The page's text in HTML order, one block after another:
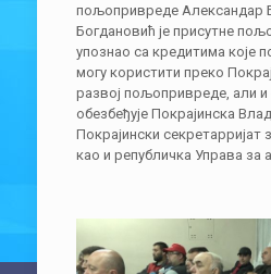
пољопривреде Александар
Богдановић је присутне
упознао са кредитима које
могу користити преко
развој пољопривреде, али и
обезбеђује Покрајинска
Покрајински
као и републичка Управа за